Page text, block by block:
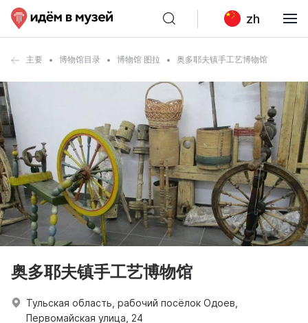
zh
主要 博物馆目录 博物馆 图拉 奥多耶夫镇手工艺博物馆
奥多耶夫镇手工艺博物馆
Тульская область, рабочий посёлок Одоев,
Первомайская улица, 24